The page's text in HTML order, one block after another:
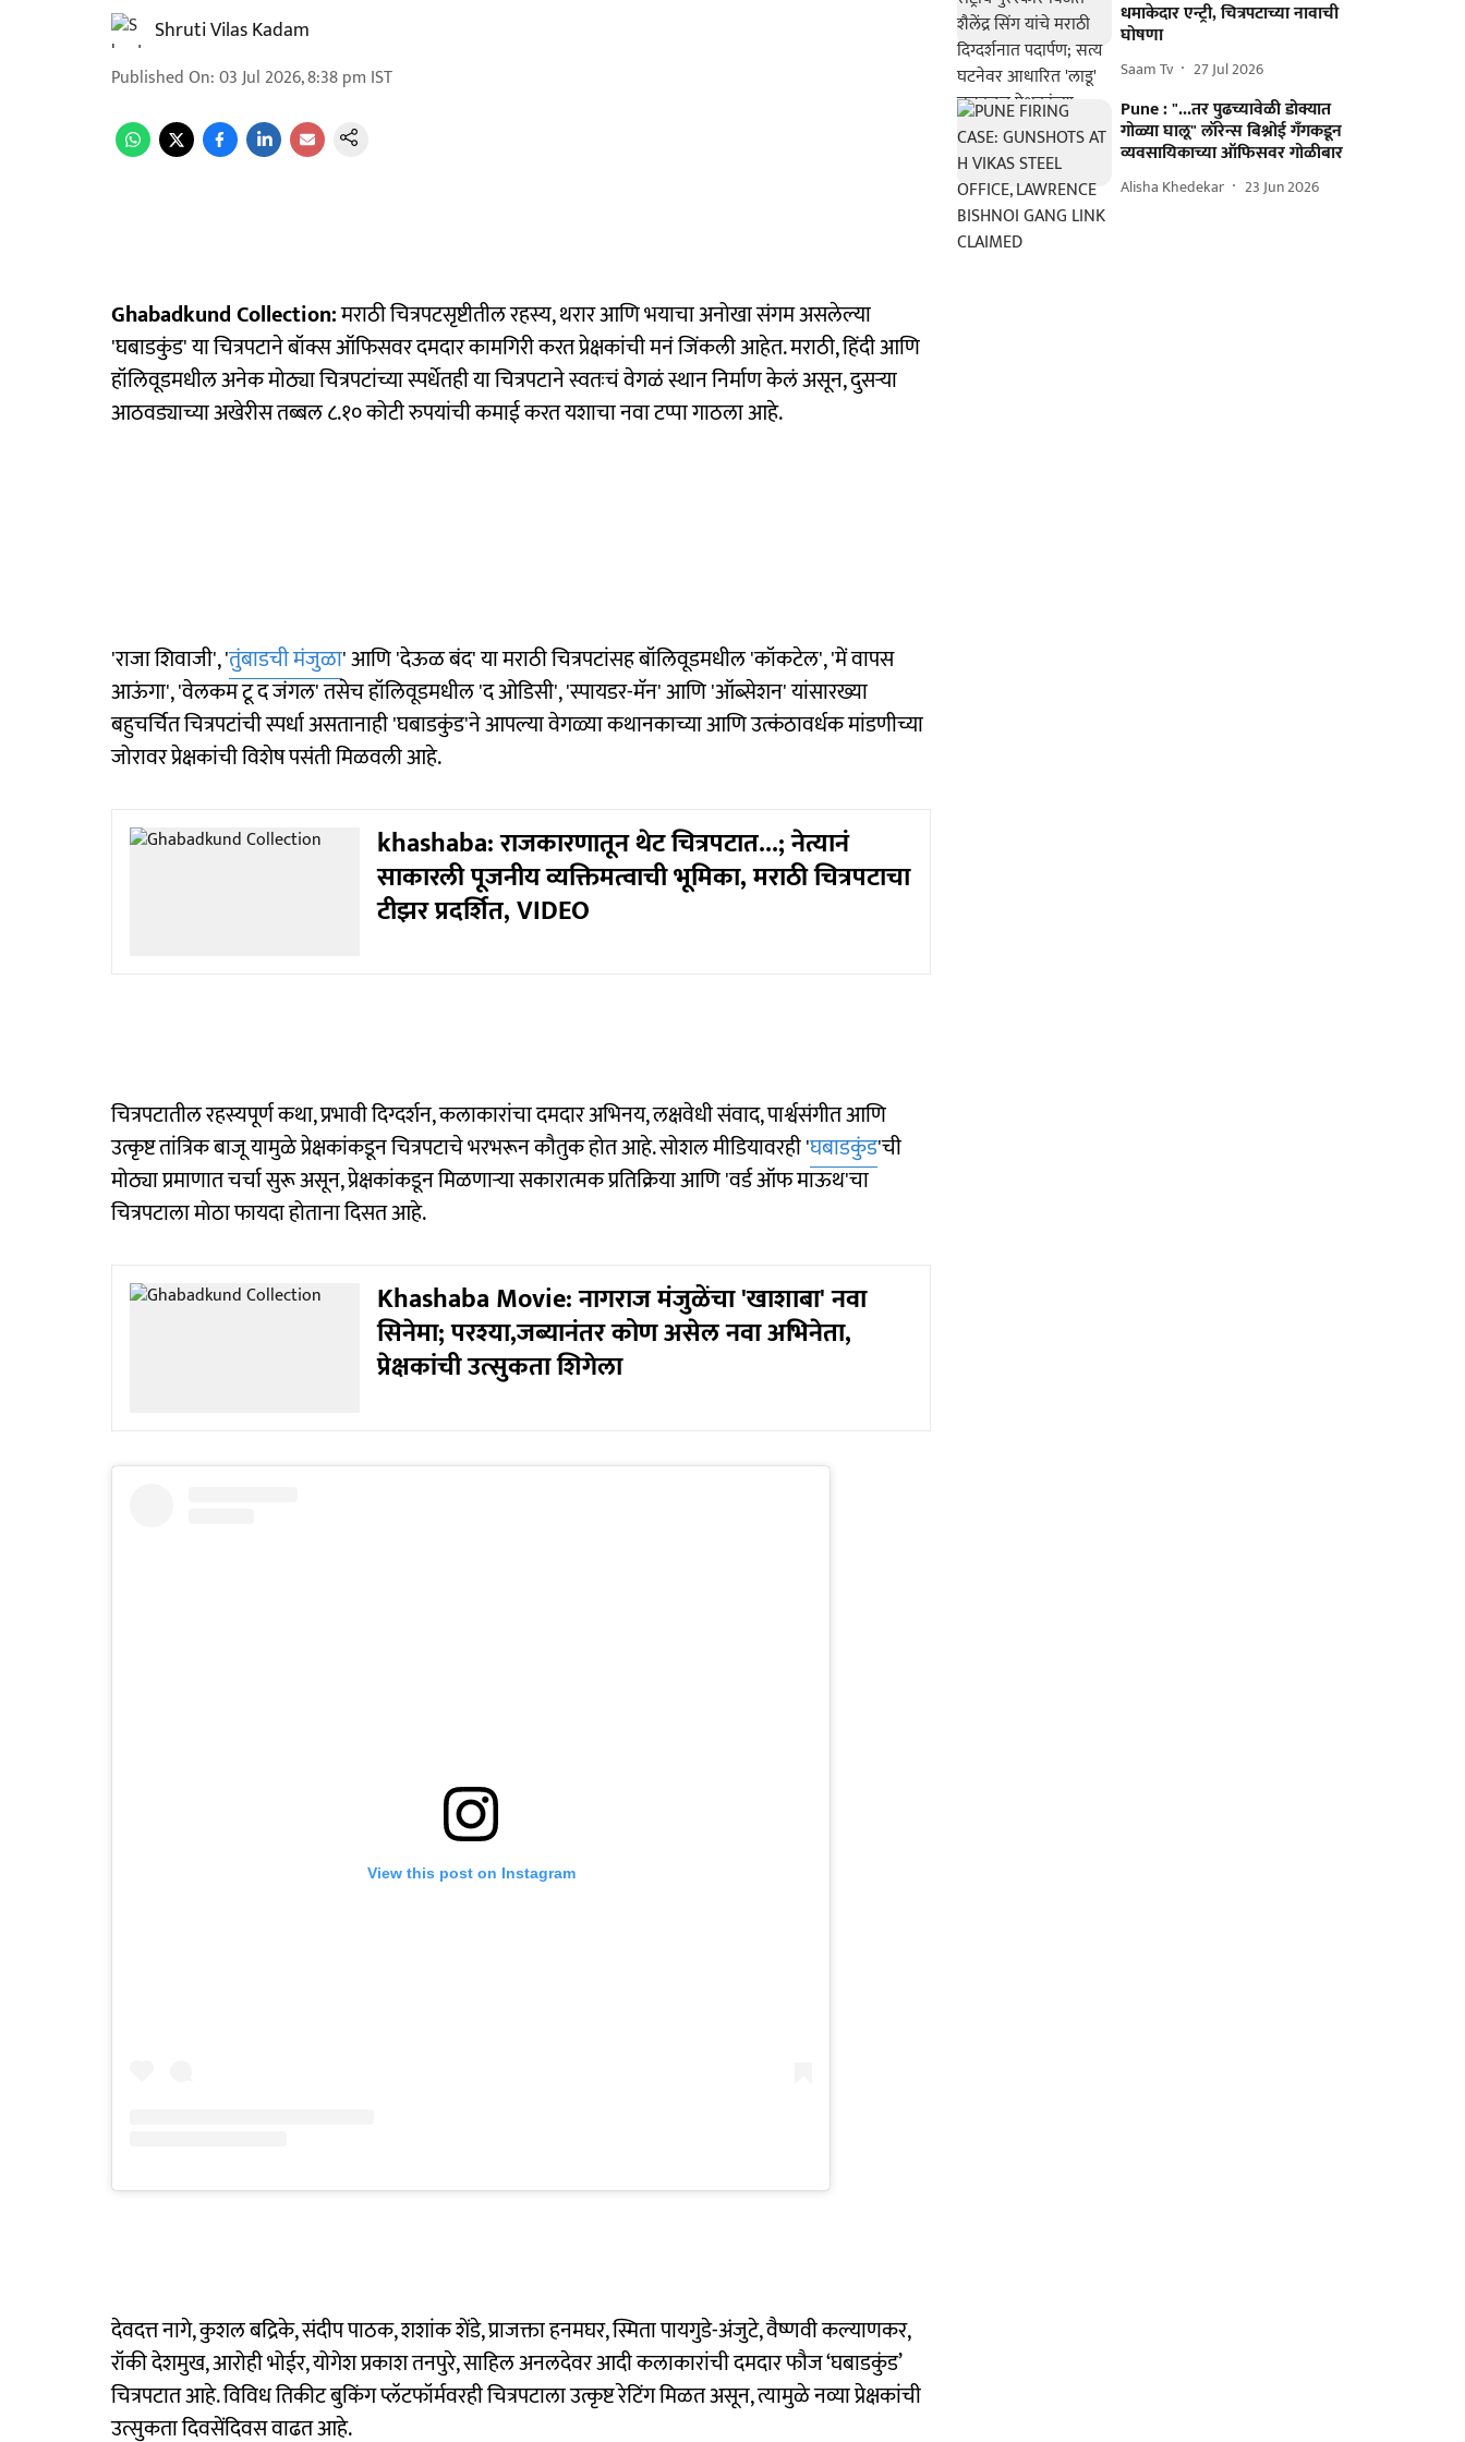
Shruti Vilas Kadam
Published On:03 Jul 2026, 8:38 pm IST
Ghabadkund Collection:मराठी चित्रपटसृष्टीतील रहस्य, थरार आणि भयाचा अनोखा संगम असलेल्या
'घबाडकुंड' या चित्रपटाने बॉक्स ऑफिसवर दमदार कामगिरी करत प्रेक्षकांची मनं जिंकली आहेत. मराठी, हिंदी आणि
हॉलिवूडमधील अनेक मोठ्या चित्रपटांच्या स्पर्धेतही या चित्रपटाने स्वतःचं वेगळं स्थान निर्माण केलं असून, दुसऱ्या
आठवड्याच्या अखेरीस तब्बल ८.१० कोटी रुपयांची कमाई करत यशाचा नवा टप्पा गाठला आहे.
'राजा शिवाजी', 'तुंबाडची मंजुळा' आणि 'देऊळ बंद' या मराठी चित्रपटांसह बॉलिवूडमधील 'कॉकटेल', 'में वापस
आऊंगा', 'वेलकम टू द जंगल' तसेच हॉलिवूडमधील 'द ओडिसी', 'स्पायडर-मॅन' आणि 'ऑब्सेशन' यांसारख्या
बहुचर्चित चित्रपटांची स्पर्धा असतानाही 'घबाडकुंड'ने आपल्या वेगळ्या कथानकाच्या आणि उत्कंठावर्धक मांडणीच्या
जोरावर प्रेक्षकांची विशेष पसंती मिळवली आहे.
khashaba: राजकारणातून थेट चित्रपटात...; नेत्यानं
साकारली पूजनीय व्यक्तिमत्वाची भूमिका, मराठी चित्रपटाचा
टीझर प्रदर्शित, VIDEO
चित्रपटातील रहस्यपूर्ण कथा, प्रभावी दिग्दर्शन, कलाकारांचा दमदार अभिनय, लक्षवेधी संवाद, पार्श्वसंगीत आणि
उत्कृष्ट तांत्रिक बाजू यामुळे प्रेक्षकांकडून चित्रपटाचे भरभरून कौतुक होत आहे. सोशल मीडियावरही 'घबाडकुंड'ची
मोठ्या प्रमाणात चर्चा सुरू असून, प्रेक्षकांकडून मिळणाऱ्या सकारात्मक प्रतिक्रिया आणि 'वर्ड ऑफ माऊथ'चा
चित्रपटाला मोठा फायदा होताना दिसत आहे.
Khashaba Movie: नागराज मंजुळेंचा 'खाशाबा' नवा
सिनेमा; परश्या,जब्यानंतर कोण असेल नवा अभिनेता,
प्रेक्षकांची उत्सुकता शिगेला
View this post on Instagram
देवदत्त नागे, कुशल बद्रिके, संदीप पाठक, शशांक शेंडे, प्राजक्ता हनमघर, स्मिता पायगुडे-अंजुटे, वैष्णवी कल्याणकर,
रॉकी देशमुख, आरोही भोईर, योगेश प्रकाश तनपुरे, साहिल अनलदेवर आदी कलाकारांची दमदार फौज ‘घबाडकुंड’
चित्रपटात आहे. विविध तिकीट बुकिंग प्लॅटफॉर्मवरही चित्रपटाला उत्कृष्ट रेटिंग मिळत असून, त्यामुळे नव्या प्रेक्षकांची
उत्सुकता दिवसेंदिवस वाढत आहे.
धमाकेदार एन्ट्री, चित्रपटाच्या नावाची
घोषणा
Saam Tv 27 Jul 2026
Pune : "...तर पुढच्यावेळी डोक्यात
गोळ्या घालू" लॉरेन्स बिश्नोई गँगकडून
व्यवसायिकाच्या ऑफिसवर गोळीबार
Alisha Khedekar 23 Jun 2026